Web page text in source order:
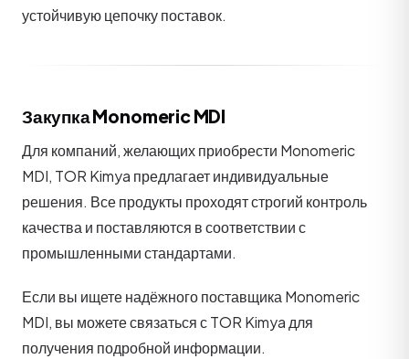
устойчивую цепочку поставок.
Закупка Monomeric MDI
Для компаний, желающих приобрести Monomeric
MDI, TOR Kimya предлагает индивидуальные
решения. Все продукты проходят строгий контроль
качества и поставляются в соответствии с
промышленными стандартами.
Если вы ищете надёжного поставщика Monomeric
MDI, вы можете связаться с TOR Kimya для
получения подробной информации.